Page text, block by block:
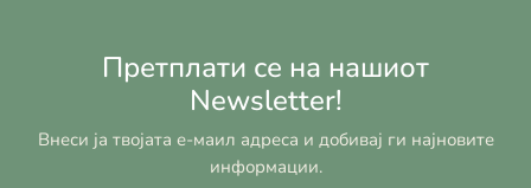
Претплати се на нашиот
Newsletter!
Внеси ја твојата е-маил адреса и добивај ги најновите
информации.